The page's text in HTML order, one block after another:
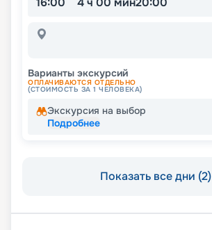
Варианты экскурсий
ОПЛАЧИВАЮТСЯ ОТДЕЛЬНО
(СТОИМОСТЬ ЗА 1 ЧЕЛОВЕКА)
Экскурсия на выбор
Подробнее
Показать все дни (2)